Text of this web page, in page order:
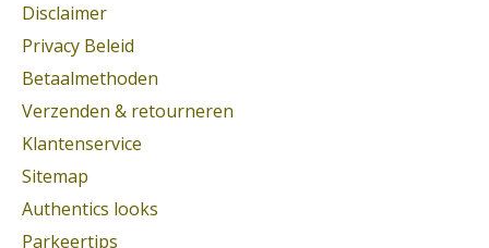
Disclaimer
Privacy Beleid
Betaalmethoden
Verzenden & retourneren
Klantenservice
Sitemap
Authentics looks
Parkeertips